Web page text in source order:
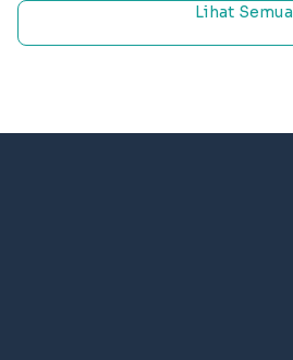
Lihat Semua